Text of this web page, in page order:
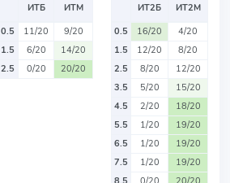
ИТБ
ИТМ
0.5
11/20
9/20
1.5
6/20
14/20
2.5
0/20 20/20
ИТ2Б
ИТ2М
0.5
16/20
4/20
1.5
12/20
8/20
2.5
8/20
12/20
3.5
5/20
15/20
4.5
2/20
18/20
5.5
1/20
19/20
6.5
1/20
19/20
7.5
1/20
19/20